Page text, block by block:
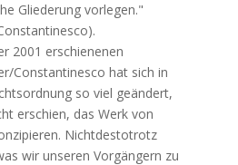
Gliederung vorlegen."
2001 erschienenen
Constantinesco hat sich in
so viel geändert,
erschien, das Werk von
Nichtdestotrotz
wir unseren Vorgängern zu